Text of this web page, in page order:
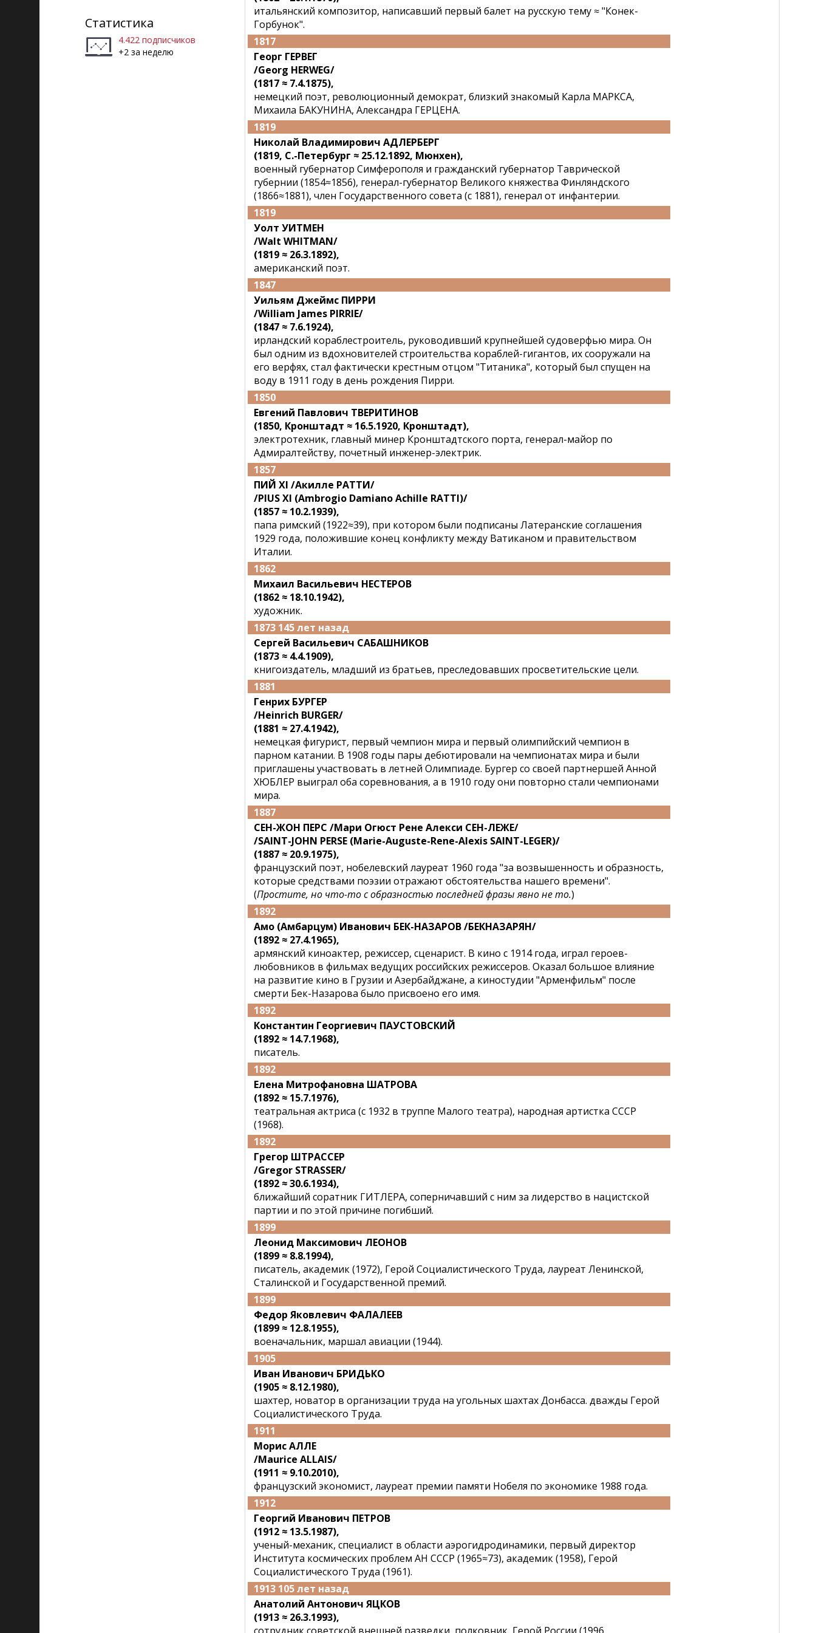
Статистика
4.422 подписчиков
+2 за неделю
итальянский композитор, написавший первый балет на русскую тему ≈ "Конек-
Горбунок".
1817
Георг ГЕРВЕГ
/Georg HERWEG/
(1817 ≈ 7.4.1875),
немецкий поэт, революционный демократ, близкий знакомый Карла МАРКСА,
Михаила БАКУНИНА, Александра ГЕРЦЕНА.
1819
Николай Владимирович АДЛЕРБЕРГ
(1819, С.-Петербург ≈ 25.12.1892, Мюнхен),
военный губернатор Симферополя и гражданский губернатор Таврической
губернии (1854≈1856), генерал-губернатор Великого княжества Финляндского
(1866≈1881), член Государственного совета (с 1881), генерал от инфантерии.
1819
Уолт УИТМЕН
/Walt WHITMAN/
(1819 ≈ 26.3.1892),
американский поэт.
1847
Уильям Джеймс ПИРРИ
/William James PIRRIE/
(1847 ≈ 7.6.1924),
ирландский кораблестроитель, руководивший крупнейшей судоверфью мира. Он
был одним из вдохновителей строительства кораблей-гигантов, их сооружали на
его верфях, стал фактически крестным отцом "Титаника", который был спущен на
воду в 1911 году в день рождения Пирри.
1850
Евгений Павлович ТВЕРИТИНОВ
(1850, Кронштадт ≈ 16.5.1920, Кронштадт),
электротехник, главный минер Кронштадтского порта, генерал-майор по
Адмиралтейству, почетный инженер-электрик.
1857
ПИЙ XI /Акилле РАТТИ/
/PIUS XI (Ambrogio Damiano Achille RATTI)/
(1857 ≈ 10.2.1939),
папа римский (1922≈39), при котором были подписаны Латеранские соглашения
1929 года, положившие конец конфликту между Ватиканом и правительством
Италии.
1862
Михаил Васильевич НЕСТЕРОВ
(1862 ≈ 18.10.1942),
художник.
1873 145 лет назад
Сергей Васильевич САБАШНИКОВ
(1873 ≈ 4.4.1909),
книгоиздатель, младший из братьев, преследовавших просветительские цели.
1881
Генрих БУРГЕР
/Heinrich BURGER/
(1881 ≈ 27.4.1942),
немецкая фигурист, первый чемпион мира и первый олимпийский чемпион в
парном катании. В 1908 годы пары дебютировали на чемпионатах мира и были
приглашены участвовать в летней Олимпиаде. Бургер со своей партнершей Анной
ХЮБЛЕР выиграл оба соревнования, а в 1910 году они повторно стали чемпионами
мира.
1887
СЕН-ЖОН ПЕРС /Мари Огюст Рене Алекси СЕН-ЛЕЖЕ/
/SAINT-JOHN PERSE (Marie-Auguste-Rene-Alexis SAINT-LEGER)/
(1887 ≈ 20.9.1975),
французский поэт, нобелевский лауреат 1960 года "за возвышенность и образность,
которые средствами поэзии отражают обстоятельства нашего времени".
(Простите, но что-то с образностью последней фразы явно не то.)
1892
Амо (Амбарцум) Иванович БЕК-НАЗАРОВ /БЕКНАЗАРЯН/
(1892 ≈ 27.4.1965),
армянский киноактер, режиссер, сценарист. В кино с 1914 года, играл героев-
любовников в фильмах ведущих российских режиссеров. Оказал большое влияние
на развитие кино в Грузии и Азербайджане, а киностудии "Арменфильм" после
смерти Бек-Назарова было присвоено его имя.
1892
Константин Георгиевич ПАУСТОВСКИЙ
(1892 ≈ 14.7.1968),
писатель.
1892
Елена Митрофановна ШАТРОВА
(1892 ≈ 15.7.1976),
театральная актриса (с 1932 в труппе Малого театра), народная артистка СССР
(1968).
1892
Грегор ШТРАССЕР
/Gregor STRASSER/
(1892 ≈ 30.6.1934),
ближайший соратник ГИТЛЕРА, соперничавший с ним за лидерство в нацистской
партии и по этой причине погибший.
1899
Леонид Максимович ЛЕОНОВ
(1899 ≈ 8.8.1994),
писатель, академик (1972), Герой Социалистического Труда, лауреат Ленинской,
Сталинской и Государственной премий.
1899
Федор Яковлевич ФАЛАЛЕЕВ
(1899 ≈ 12.8.1955),
военачальник, маршал авиации (1944).
1905
Иван Иванович БРИДЬКО
(1905 ≈ 8.12.1980),
шахтер, новатор в организации труда на угольных шахтах Донбасса. дважды Герой
Социалистического Труда.
1911
Морис АЛЛЕ
/Maurice ALLAIS/
(1911 ≈ 9.10.2010),
французский экономист, лауреат премии памяти Нобеля по экономике 1988 года.
1912
Георгий Иванович ПЕТРОВ
(1912 ≈ 13.5.1987),
ученый-механик, специалист в области аэрогидродинамики, первый директор
Института космических проблем АН СССР (1965≈73), академик (1958), Герой
Социалистического Труда (1961).
1913 105 лет назад
Анатолий Антонович ЯЦКОВ
(1913 ≈ 26.3.1993),